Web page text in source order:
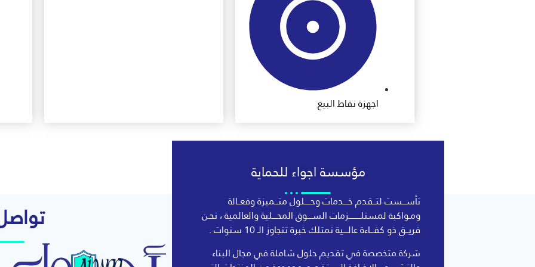
اجهزة نقاط البيع
مؤسسة اجواء للحماية
تأســـست لتــقدم خــــدمات وحـــــلول متـــميزة وفعــالة
ومـواكبة لمستلــــــــــزمات الســــوق المحــــلية والعالمية ، نحـن
فريــق ذو كفـــاءة عالــــية نمتلك خبرة تتجاوز الـ 10 سنوات .
شركة متخصصة في تقديم حلول شاملة في مجال البناء